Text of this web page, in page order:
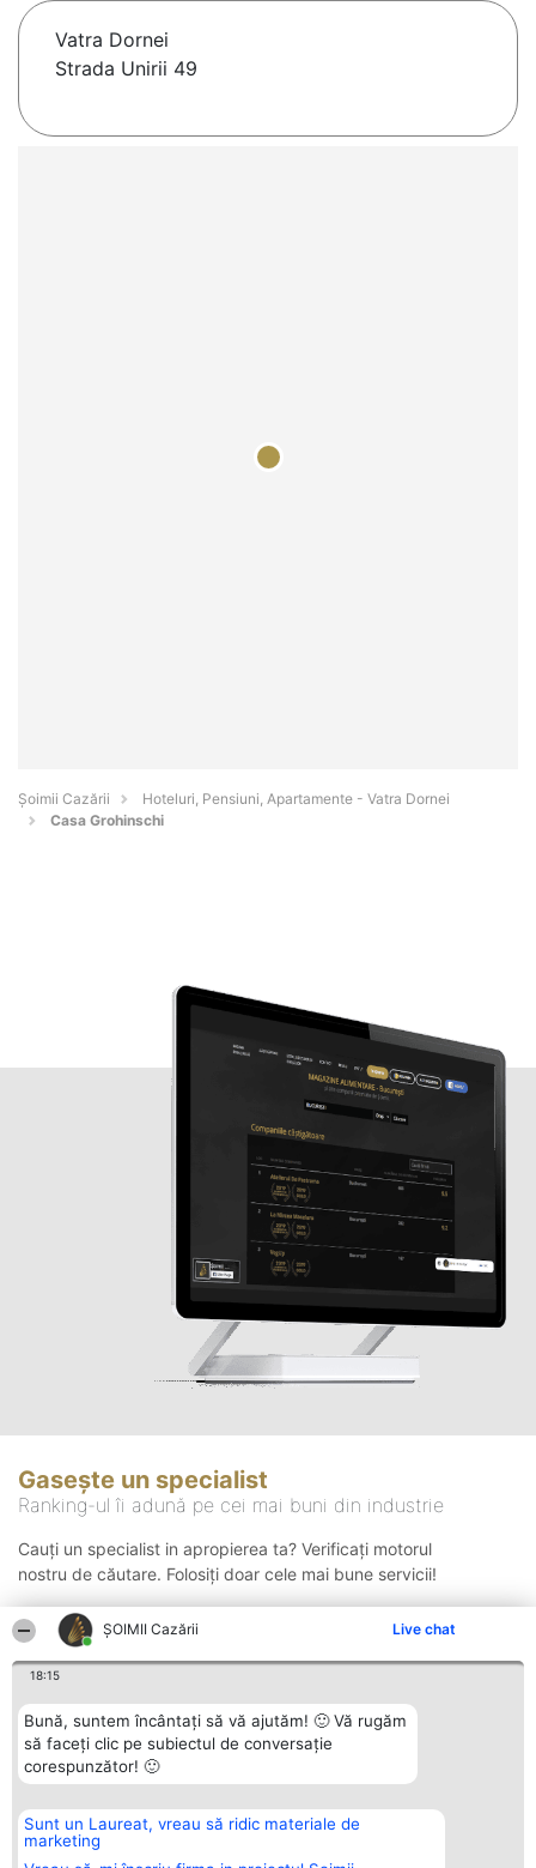
ȘOIMII Cazării Live chat
18:15
Bună, suntem încântați să vă ajutăm! 🙂 Vă rugăm
să faceți clic pe subiectul de conversație
corespunzător! 🙂
Sunt un Laureat, vreau să ridic materiale de
marketing
Vatra Dornei
Strada Unirii 49
Șoimii Cazării
Hoteluri, Pensiuni, Apartamente - Vatra Dornei
Casa Grohinschi
Gasește un specialist
Ranking-ul îi adună pe cei mai buni din industrie
Cauți un specialist in apropierea ta? Verificați motorul
nostru de căutare. Folosiți doar cele mai bune servicii!
Organizator Ranking
BRIGHT SOLUTIONS BR SRL
Aleea Timisul De Sus 2 Bl. A30
Plebiscyt
Lista Tuturor
Contact